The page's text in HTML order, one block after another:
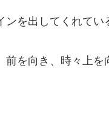
を出してくれてい
前を向き、時々上を